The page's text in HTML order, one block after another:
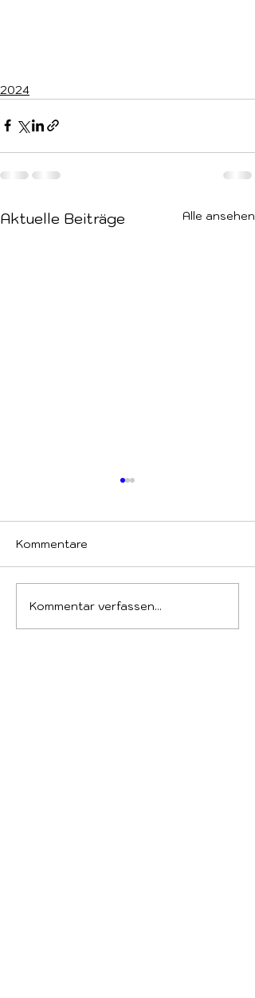
2024
Aktuelle Beiträge Alle ansehen
Kommentare
Kommentar verfassen...